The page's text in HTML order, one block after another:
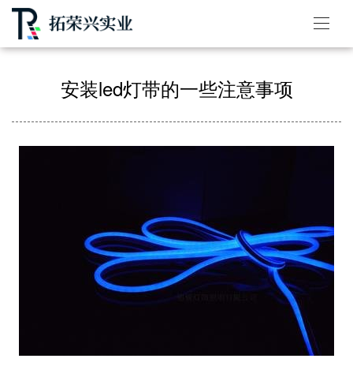
安装led灯带的一些注意事项